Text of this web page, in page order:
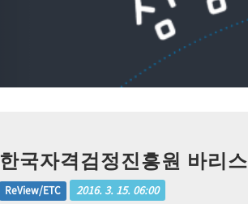
한국자격검정진흥원 바리
ReView/ETC 2016. 3. 15. 06:00